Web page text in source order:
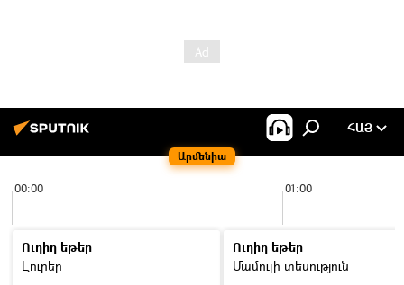
Արմենիա
ՀԱՅ
00:00 01:00
Ուղիղ եթեր
Լուրեր
Ուղիղ եթեր
Մամուլի տեսություն